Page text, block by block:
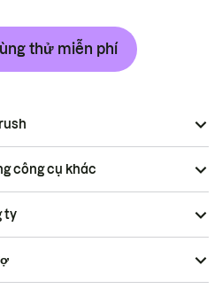
thử miễn phí
công cụ khác
ty